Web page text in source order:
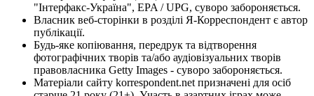
"Інтерфакс-Україна", EPA / UPG, суворо забороняється.
Власник веб-сторінки в розділі Я-Корреспондент є автор
публікації.
Будь-яке копіювання, передрук та відтворення
фотографічних творів та/або аудіовізуальних творів
правовласника Getty Images - суворо забороняється.
Матеріали сайту korrespondent.net призначені для осіб